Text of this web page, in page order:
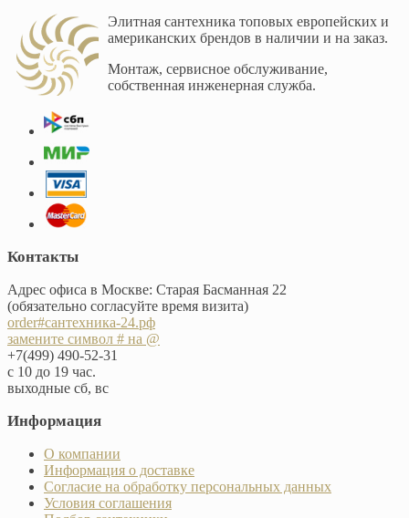
Элитная сантехника топовых европейских и
американских брендов в наличии и на заказ.
Монтаж, сервисное обслуживание,
собственная инженерная служба.
Контакты
Адрес офиса в Москве: Старая Басманная 22
(обязательно согласуйте время визита)
order#сантехника-24.рф
замените символ # на @
+7(499) 490-52-31
с 10 до 19 час.
выходные сб, вс
Информация
О компании
Информация о доставке
Согласие на обработку персональных данных
Условия соглашения